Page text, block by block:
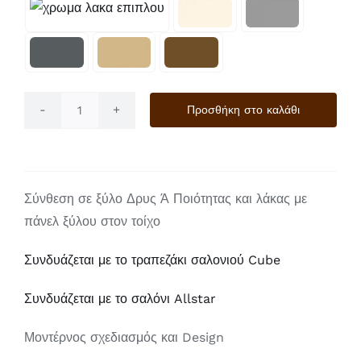
Προσθήκη στο καλάθι
Σύνθεση σε ξύλο Δρυς Ά Ποιότητας και λάκας με
πάνελ ξύλου στον τοίχο
Συνδυάζεται με το τραπεζάκι σαλονιού Cube
Συνδυάζεται με το σαλόνι Allstar
Μοντέρνος σχεδιασμός και Design